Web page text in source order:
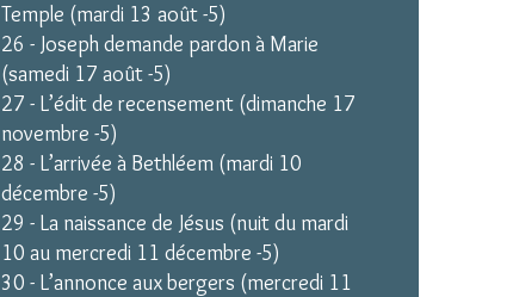
Temple (mardi 13 août -5)
26 - Joseph demande pardon à Marie
(samedi 17 août -5)
27 - L’édit de recensement (dimanche 17
novembre -5)
28 - L’arrivée à Bethléem (mardi 10
décembre -5)
29 - La naissance de Jésus (nuit du mardi
10 au mercredi 11 décembre -5)
30 - L’annonce aux bergers (mercredi 11